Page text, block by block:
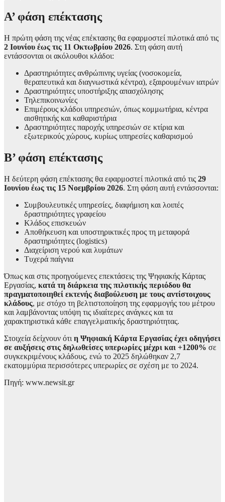
Α’ φάση επέκτασης
Η πρώτη φάση της νέας επέκτασης θα εφαρμοστεί πιλοτικά από τις
2 Ιουνίου έως τις 11 Οκτωβρίου 2026. Στη φάση αυτή
εντάσσονται οι ακόλουθοι κλάδοι:
Δραστηριότητες ανθρώπινης υγείας (νοσοκομεία,
θεραπευτικά και διαγνωστικά κέντρα), εξαιρουμένων ιατρών
Δραστηριότητες υποστήριξης απασχόλησης
Τηλεπικοινωνίες
Επιμέρους κλάδοι υπηρεσιών, όπως κομμωτήρια, κέντρα
αισθητικής και καθαριστήρια
Δραστηριότητες παροχής υπηρεσιών σε κτίρια και
εξωτερικούς χώρους, κυρίως υπηρεσίες καθαρισμού
Β’ φάση επέκτασης
Η δεύτερη φάση επέκτασης θα εφαρμοστεί πιλοτικά από τις 29
Ιουνίου έως τις 15 Νοεμβρίου 2026. Στη φάση αυτή εντάσσονται:
Συμβουλευτικές υπηρεσίες, διαφήμιση και λοιπές
δραστηριότητες γραφείου
Κλάδος επισκευών
Αποθήκευση και υποστηρικτικές προς τη μεταφορά
δραστηριότητες (logistics)
Διαχείριση νερού και λυμάτων
Τυχερά παίγνια
Όπως και στις προηγούμενες επεκτάσεις της Ψηφιακής Κάρτας
Εργασίας, κατά τη διάρκεια της πιλοτικής περιόδου θα
πραγματοποιηθεί εκτενής διαβούλευση με τους αντίστοιχους
κλάδους, με στόχο τη βελτιστοποίηση της εφαρμογής του μέτρου
και λαμβάνοντας υπόψη τις ιδιαίτερες ανάγκες και τα
χαρακτηριστικά κάθε επαγγελματικής δραστηριότητας.
Στοιχεία δείχνουν ότι η Ψηφιακή Κάρτα Εργασίας έχει οδηγήσει
σε αυξήσεις στις δηλωθείσες υπερωρίες μέχρι και +1200% σε
συγκεκριμένους κλάδους, ενώ το 2025 δηλώθηκαν 2,7
εκατομμύρια περισσότερες υπερωρίες σε σχέση με το 2024.
Πηγή: www.newsit.gr